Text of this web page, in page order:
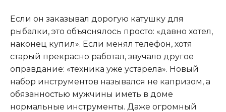
Если он заказывал дорогую катушку для
рыбалки, это объяснялось просто: «давно хотел,
наконец купил». Если менял телефон, хотя
старый прекрасно работал, звучало другое
оправдание: «техника уже устарела». Новый
набор инструментов назывался не капризом, а
обязанностью мужчины иметь в доме
нормальные инструменты. Даже огромный